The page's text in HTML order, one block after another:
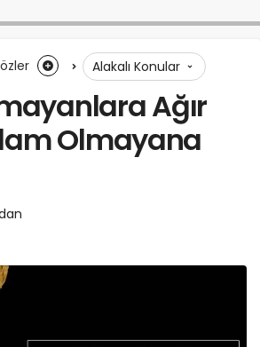
Alakalı Konular
Ağır
Olmayana